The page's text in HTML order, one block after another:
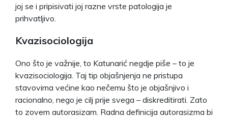
joj se i pripisivati joj razne vrste patologija je
prihvatljivo.
Kvazisociologija
Ono što je važnije, to Katunarić negdje piše – to je
kvazisociologija. Taj tip objašnjenja ne pristupa
stavovima većine kao nečemu što je objašnjivo i
racionalno, nego je cilj prije svega – diskreditirati. Zato
to zovem autorasizam. Radna definicija autorasizma bi